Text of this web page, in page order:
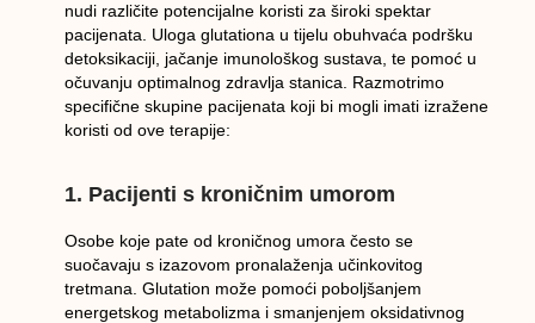
nudi različite potencijalne koristi za široki spektar
pacijenata. Uloga glutationa u tijelu obuhvaća podršku
detoksikaciji, jačanje imunološkog sustava, te pomoć u
očuvanju optimalnog zdravlja stanica. Razmotrimo
specifične skupine pacijenata koji bi mogli imati izražene
koristi od ove terapije:
1. Pacijenti s kroničnim umorom
Osobe koje pate od kroničnog umora često se
suočavaju s izazovom pronalaženja učinkovitog
tretmana. Glutation može pomoći poboljšanjem
energetskog metabolizma i smanjenjem oksidativnog